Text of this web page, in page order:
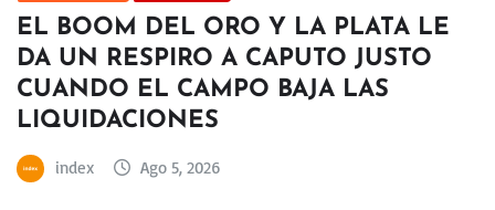
EL BOOM DEL ORO Y LA PLATA LE
DA UN RESPIRO A CAPUTO JUSTO
CUANDO EL CAMPO BAJA LAS
LIQUIDACIONES
index Ago 5, 2026